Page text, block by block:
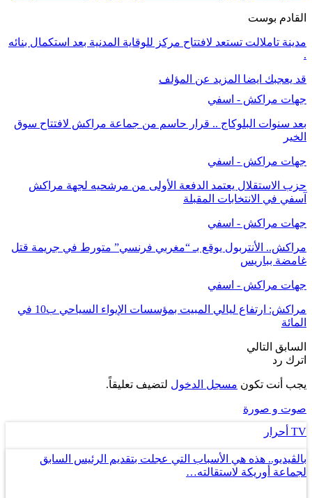
القادم بوست
مدينة تاملالت تستعد لافتتاح مركز للوقاية المدنية بعد استكمال بنائه
.
قد يعجبك ايضا المزيد عن المؤلف
جهات مراكش - اسفي
بعد سنوات البلوكاج .. قرار حاسم من جماعة مراكش لافتتاح سوق
الخير
جهات مراكش - اسفي
حزب الاستقلال يعتمد الدفعة الأولى من مرشحيه لجهة مراكش
آسفي في الانتخابات المقبلة
جهات مراكش - اسفي
مراكش.. الأنتربول يوقع بـ “مغربي فرنسي” متورط في جريمة قتل
غامضة بباريس
جهات مراكش - اسفي
مراكش: ارتفاع ليالي المبيت بمؤسسات الإيواء السياحي ب10 في
المائة
السابق التالي
اترك رد
يجب أنت تكون مسجل الدخول لتضيف تعليقاً.
صوت و صورة
TV أحرار
بالڤيديو.. هذه هي الأسباب التي عجلت بتقديم الرئيس السابق
لجماعة أوريكة لاستقالته…